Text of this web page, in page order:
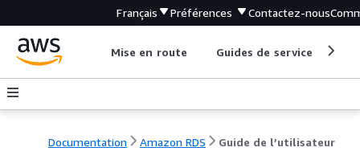
Français Préférences Contactez-nous
Mise en route Guides de service
Documentation Amazon RDS Guide de l’utilisateur